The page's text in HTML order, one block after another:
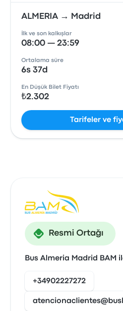
ALMERIA → Madrid
İlk ve son kalkışlar
08:00 — 23:59
Ortalama süre
6s 37d
En Düşük Bilet Fiyatı
₺2.302
Tarifeler ve
Resmi Ortağı
Bus Almeria Madrid BAM
+34902227272